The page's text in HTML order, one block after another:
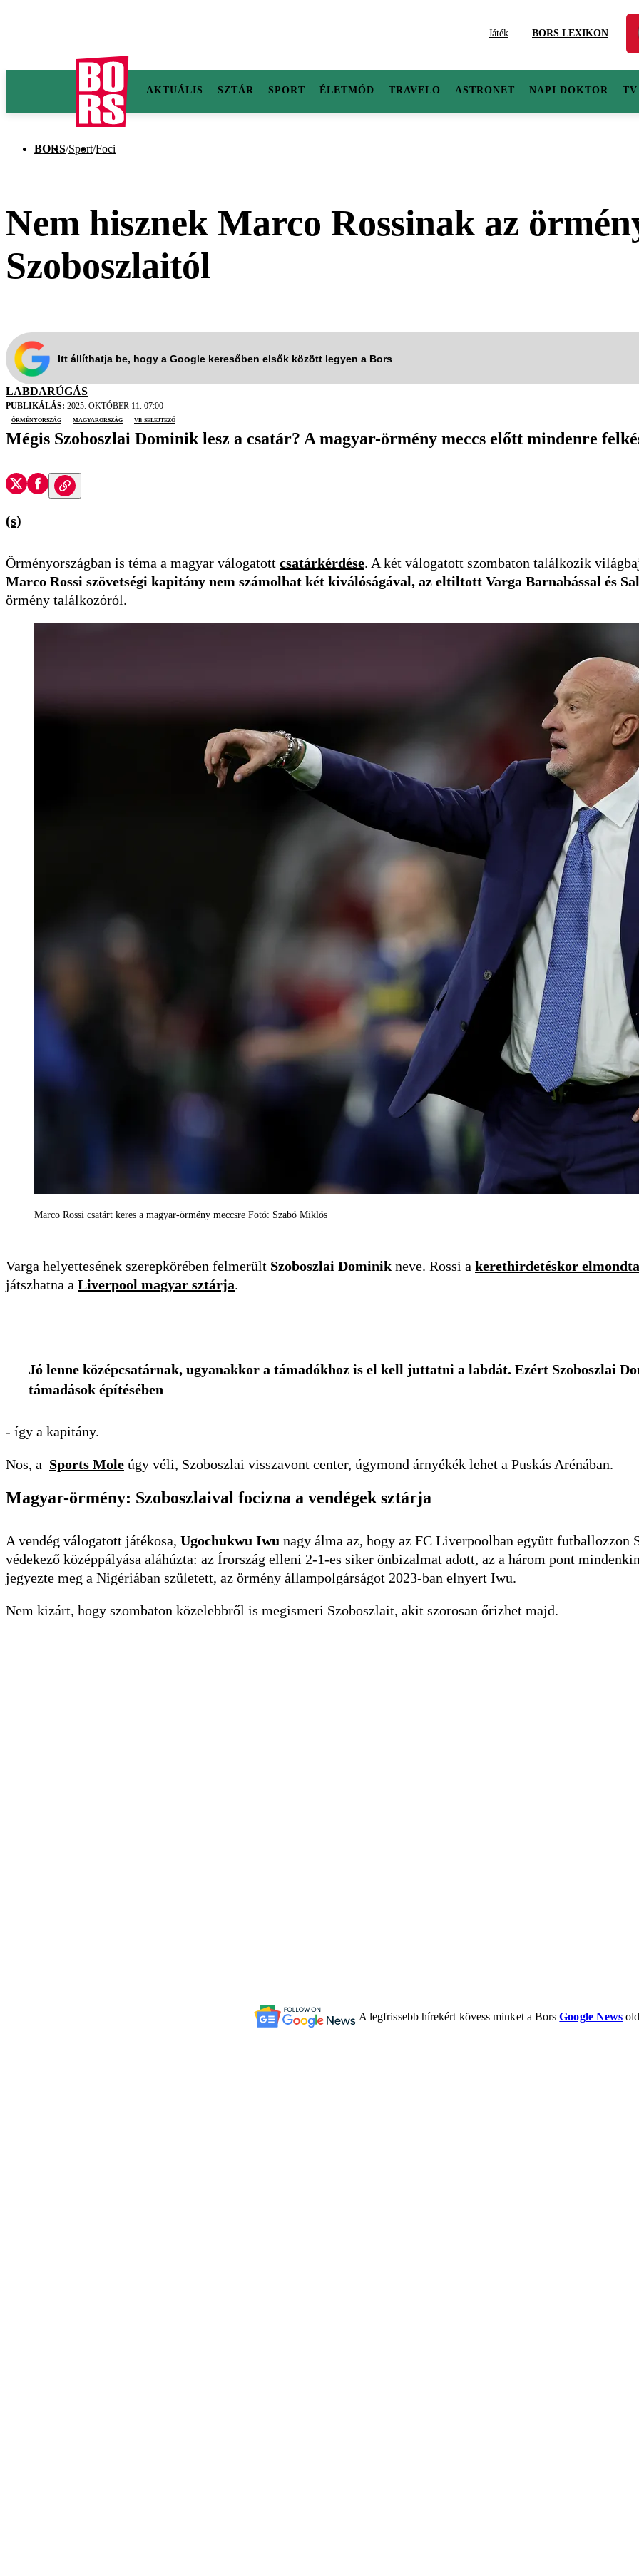
Játék BORS LEXIKON
AKTUÁLIS SZTÁR SPORT ÉLETMÓD TRAVELO ASTRONET NAPI DOKTOR TV
BORS/Sport/Foci
Nem hisznek Marco Rossinak az
Szoboszlaitól
Itt állíthatja be, hogy a Google keresőben elsők között legyen a Bors
LABDARÚGÁS
PUBLIKÁLÁS: 2025. OKTÓBER 11. 07:00
Örményország
Magyarország vb-selejtező
Mégis Szoboszlai Dominik lesz a csatár? A magyar-örmény meccs előtt mindenre
(s)
Örményországban is téma a magyar válogatott csatárkérdése. A két válogatott szombaton találkozik
Marco Rossi szövetségi kapitány nem számolhat két kiválóságával, az eltiltott Varga Barnabással és
örmény találkozóról.
Marco Rossi csatárt keres a magyar-örmény meccsre Fotó: Szabó Miklós
Varga helyettesének szerepkörében felmerült Szoboszlai Dominik neve. Rossi a kerethirdetéskor elmondta
játszhatna a Liverpool magyar sztárja.
Jó lenne középcsatárnak, ugyanakkor a támadókhoz is el kell juttatni a labdát. Ezért Szoboszlai
támadások építésében
- így a kapitány.
Nos, a Sports Mole úgy véli, Szoboszlai visszavont center, úgymond árnyékék lehet a Puskás Arénában.
Magyar-örmény: Szoboszlaival focizna a vendégek sztárja
A vendég válogatott játékosa, Ugochukwu Iwu nagy álma az, hogy az FC Liverpoolban együtt futballozzon
védekező középpályása aláhúzta: az Írország elleni 2-1-es siker önbizalmat adott, az a három pont
jegyezte meg a Nigériában született, az örmény állampolgárságot 2023-ban elnyert Iwu.
Nem kizárt, hogy szombaton közelebbről is megismeri Szoboszlait, akit szorosan őrizhet majd.
A legfrissebb hírekért kövess minket a BorsGoogle News